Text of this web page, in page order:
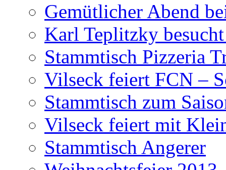
Gemütlicher Abend
Karl Teplitzky
Stammtisch Pizzeria
Vilseck feiert FCN –
Stammtisch zum
Vilseck feiert mit
Stammtisch Angerer